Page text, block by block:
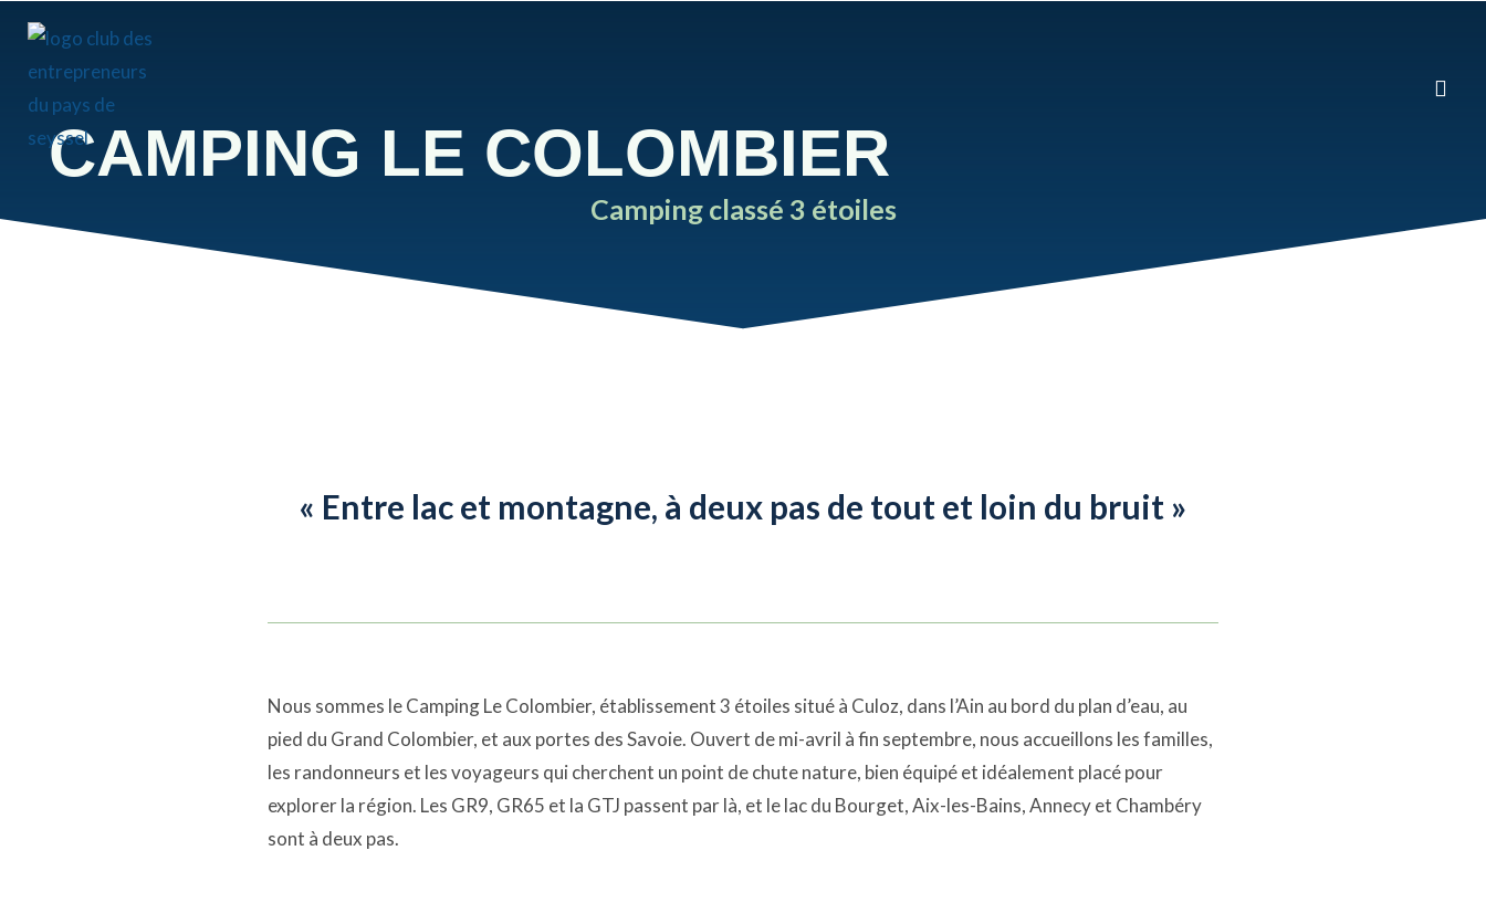
CAMPING LE COLOMBIER
Camping classé 3 étoiles
« Entre lac et montagne, à deux pas de tout et loin du bruit »
Nous sommes le Camping Le Colombier, établissement 3 étoiles situé à Culoz, dans l’Ain au bord du plan d’eau, au
pied du Grand Colombier, et aux portes des Savoie. Ouvert de mi-avril à fin septembre, nous accueillons les familles,
les randonneurs et les voyageurs qui cherchent un point de chute nature, bien équipé et idéalement placé pour
explorer la région. Les GR9, GR65 et la GTJ passent par là, et le lac du Bourget, Aix-les-Bains, Annecy et Chambéry
sont à deux pas.